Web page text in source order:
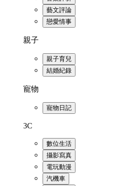
藝文評論
戀愛情事
親子
親子育兒
結婚紀錄
寵物
寵物日記
3C
數位生活
攝影寫真
電玩動漫
汽機車